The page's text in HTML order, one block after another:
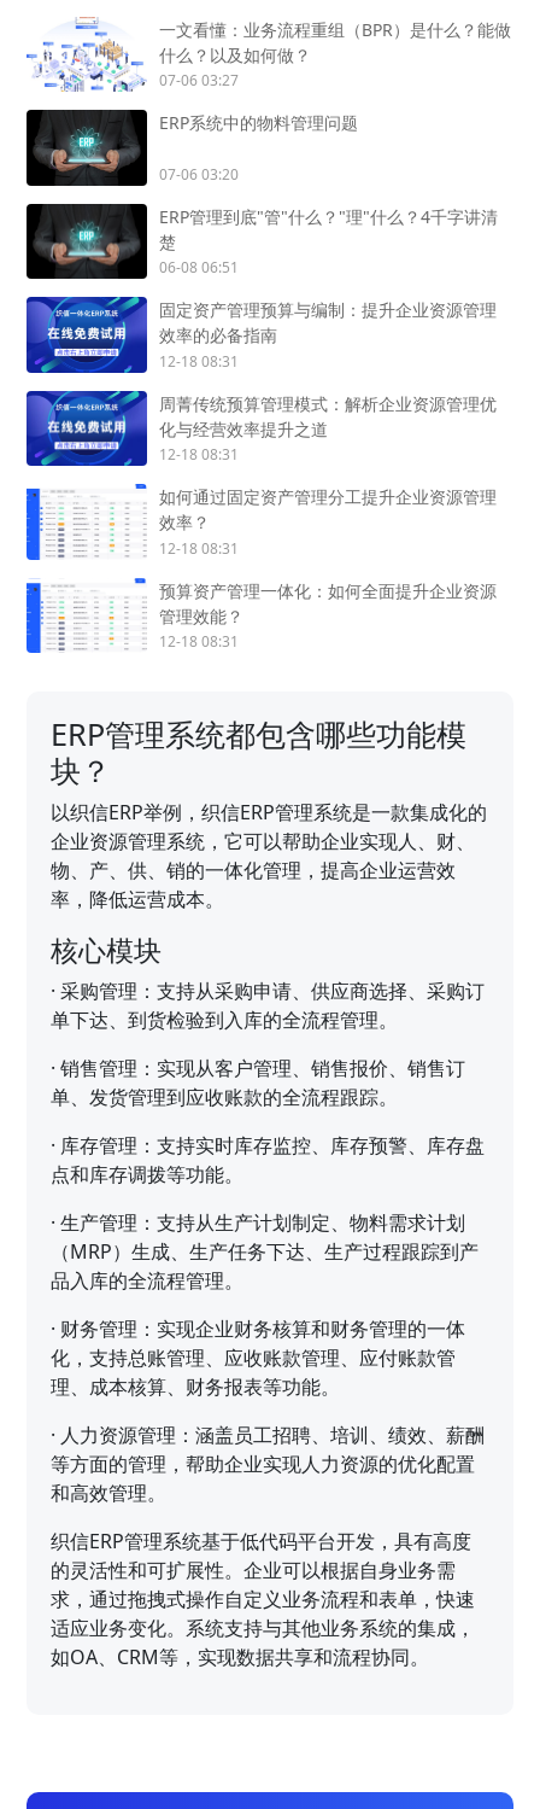
一文看懂：业务流程重组（BPR）是什么？能做
什么？以及如何做？
07-06 03:27
ERP系统中的物料管理问题
07-06 03:20
ERP管理到底"管"什么？"理"什么？4千字讲清
楚
06-08 06:51
固定资产管理预算与编制：提升企业资源管理
效率的必备指南
12-18 08:31
周菁传统预算管理模式：解析企业资源管理优
化与经营效率提升之道
12-18 08:31
如何通过固定资产管理分工提升企业资源管理
效率？
12-18 08:31
预算资产管理一体化：如何全面提升企业资源
管理效能？
12-18 08:31
ERP管理系统都包含哪些功能模
块？
以织信ERP举例，织信ERP管理系统是一款集成化的
企业资源管理系统，它可以帮助企业实现人、财、
物、产、供、销的一体化管理，提高企业运营效
率，降低运营成本。
核心模块
·采购管理：支持从采购申请、供应商选择、采购订
单下达、到货检验到入库的全流程管理。
·销售管理：实现从客户管理、销售报价、销售订
单、发货管理到应收账款的全流程跟踪。
· 库存管理：支持实时库存监控、库存预警、库存盘
点和库存调拨等功能。
·生产管理：支持从生产计划制定、物料需求计划
（MRP）生成、生产任务下达、生产过程跟踪到产
品入库的全流程管理。
· 财务管理：实现企业财务核算和财务管理的一体
化，支持总账管理、应收账款管理、应付账款管
理、成本核算、财务报表等功能。
· 人力资源管理：涵盖员工招聘、培训、绩效、薪酬
等方面的管理，帮助企业实现人力资源的优化配置
和高效管理。
织信ERP管理系统基于低代码平台开发，具有高度
的灵活性和可扩展性。企业可以根据自身业务需
求，通过拖拽式操作自定义业务流程和表单，快速
适应业务变化。系统支持与其他业务系统的集成，
如OA、CRM等，实现数据共享和流程协同。